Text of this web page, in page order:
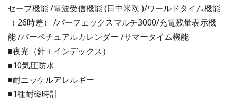
セーブ機能 /電波受信機能 (⽇中米欧 )/ワールドタイム機能
（ 26時差） /パーフェックスマルチ3000/充電残量表示機
能 /パーペチュアルカレンダー /サマータイム機能
■夜光（針＋インデックス）
■10気圧防水
■耐ニッケルアレルギー
■1種耐磁時計